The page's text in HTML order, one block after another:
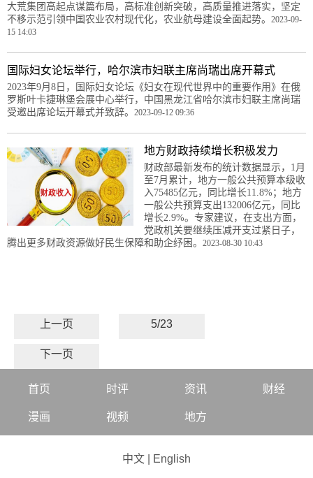
大荒集团高起点谋篇布局，高标准创新突破，高质量推进落实，坚定
不移示范引领中国农业农村现代化，农业航母建设全面起势。 2023-09-
15 14:03
国际妇女论坛举行，哈尔滨市妇联主席尚瑞出席开幕式
2023年9月8日，国际妇女论坛《妇女在现代世界中的重要作用》在俄
罗斯叶卡捷琳堡会展中心举行，中国黑龙江省哈尔滨市妇联主席尚瑞
受邀出席论坛开幕式并致辞。 2023-09-12 09:36
地方财政持续增长积极发力
财政部最新发布的统计数据显示，1月
至7月累计，地方一般公共预算本级收
入75485亿元，同比增长11.8%；地方
一般公共预算支出132006亿元，同比
增长2.9%。专家建议，在支出方面，
党政机关要继续压减开支过紧日子，
腾出更多财政资源做好民生保障和助企纾困。 2023-08-30 10:43
上一页 5/23
下一页
首页 时评 资讯 财经
漫画 视频 地方
中文 English